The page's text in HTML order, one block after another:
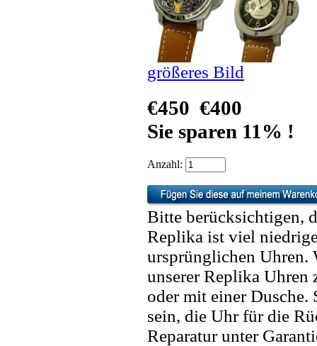
größeres Bild
€450 €400
Sie sparen 11% !
Anzahl:
Bitte berücksichtigen,
Replika ist viel
ursprünglichen Uhren.
unserer Replika Uhren
oder mit einer
sein, die Uhr für die
Reparatur unter